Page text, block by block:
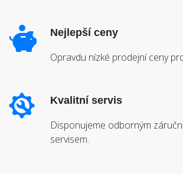
Nejlepší ceny
Opravdu nízké prodejní ceny
Kvalitní servis
Disponujeme odborným
servisem.